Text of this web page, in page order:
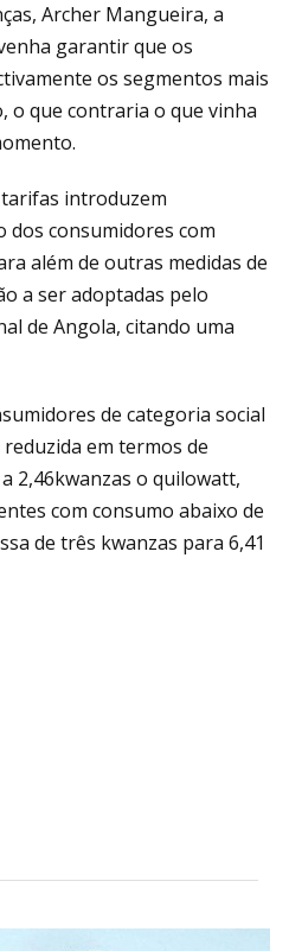
Archer Mangueira, a
garantir que os
os segmentos mais
o que contraria o que vinha
introduzem
dos consumidores com
além de outras medidas de
a ser adoptadas pelo
de Angola, citando uma
de categoria social
em termos de
2,46kwanzas o quilowatt,
com consumo abaixo de
de três kwanzas para 6,41